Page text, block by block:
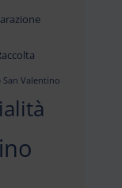
San Valentino